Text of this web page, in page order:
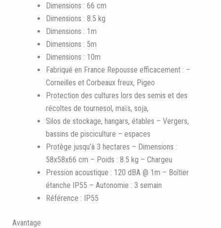
Dimensions : 66 cm
Dimensions : 8.5 kg
Dimensions : 1m
Dimensions : 5m
Dimensions : 10m
Fabriqué en France Repousse efficacement : –
Corneilles et Corbeaux freux, Pigeo
Protection des cultures lors des semis et des
récoltes de tournesol, maïs, soja,
Silos de stockage, hangars, étables – Vergers,
bassins de pisciculture – espaces
Protège jusqu’à 3 hectares – Dimensions :
58x58x66 cm – Poids : 8.5 kg – Chargeu
Pression acoustique : 120 dBA @ 1m – Boîtier
étanche IP55 – Autonomie : 3 semain
Référence : IP55
Avantage